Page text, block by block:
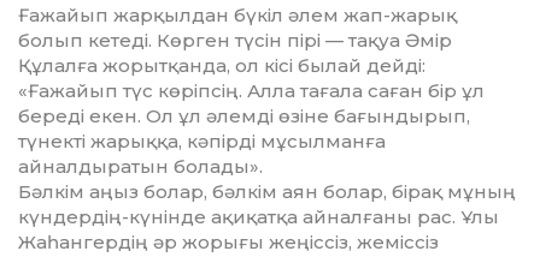
Ғажайып жарқылдан бүкіл әлем жап-жарық
болып кетеді. Көр­ген түсін пірі — тақуа Әмір
Құлалға жорытқанда, ол кісі былай дейді:
«Ғажайып түс көріпсің. Алла тағала саған бір ұл
береді екен. Ол ұл әлемді өзіне бағындырып,
түнекті жарыққа, кәпірді мұсылманға
айналдыратын болады».
Бәлкім аңыз болар, бәлкім аян болар, бірақ мұның
күндердің-күнінде ақиқатқа айналғаны рас. Ұлы
Жаһангердің әр жорығы жеңіссіз, же­міссіз